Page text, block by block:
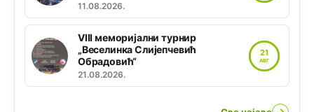
11.08.2026.
VIII меморијални турнир
„Веселинка Слијепчевић
Обрадовић“
21.08.2026.
21
АВГ